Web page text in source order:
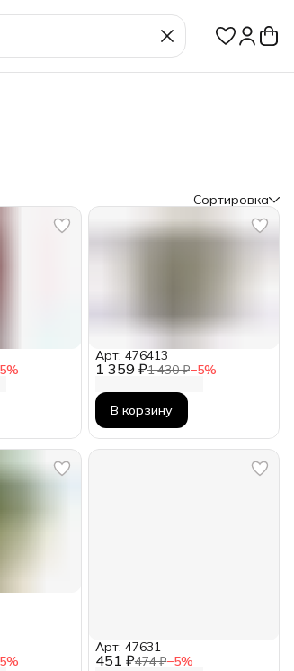
Сортировка
5% 1 359 ₽1 430 ₽−5%
Арт: 476413
В корзину
5% 451 ₽474 ₽−5%
Арт: 47631